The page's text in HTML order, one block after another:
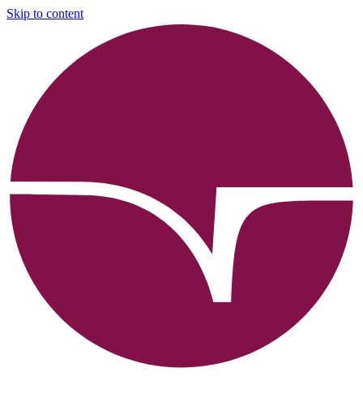
Skip to content